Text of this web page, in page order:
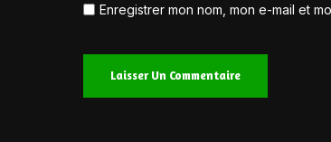
Enregistrer mon nom, mon e-mail et